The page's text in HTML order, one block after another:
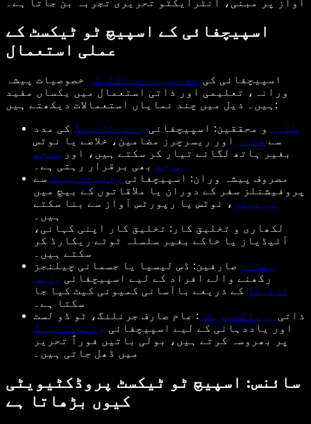
اسپیچفائی کے اسپیچ ٹو ٹیکسٹ کے
عملی استعمال
اسپیچفائی کی اے آئی وائس ڈکٹیشن خصوصیات پیشہ
ورانہ، تعلیمی اور ذاتی استعمال میں یکساں مفید
ہیں۔ ذیل میں چند نمایاں استعمالات دیکھتے ہیں:
طلبہ
و محققین: اسپیچفائی وائس ٹائپنگ کی مدد
سے طلبہ
اور ریسرچرز مضامین، خلاصے یا نوٹس
بغیر ہاتھ لگائے تیار کر سکتے ہیں، اور سمجھ
بوجھ
بھی برقرار رہتی ہے۔
مصروف پیشہ وران: اسپیچفائی وائس ٹائپنگ سے
پروفیشنلز سفر کے دوران یا ملاقاتوں کے بیچ میں
ای میلز ، نوٹس یا رپورٹس آواز سے بنا سکتے
ہیں۔
لکھاری و تخلیق کار: تخلیق کار اپنی کہانی،
آئیڈیاز یا خاکے بغیر سلسلہ ٹوٹے ریکارڈ کر
سکتے ہیں۔
رسائی صارفین: ڈس لیسیا یا جسمانی چیلنجز
رکھنے والے افراد کے لیے اسپیچفائی وائس
ٹائپنگ کے ذریعے باآسانی کمیونی کیٹ کیا جا
سکتا ہے۔
ذاتی پروڈکٹیویٹی: عام صارف جرنلنگ، ٹو ڈو لسٹ
اور یاددہانی کے لیے اسپیچفائی وائس ٹائپنگ
پر بھروسہ کرتے ہیں، بولی باتیں فوراً تحریر
میں ڈھل جاتی ہیں۔
سائنس: اسپیچ ٹو ٹیکسٹ پروڈکٹیویٹی
کیوں بڑھاتا ہے